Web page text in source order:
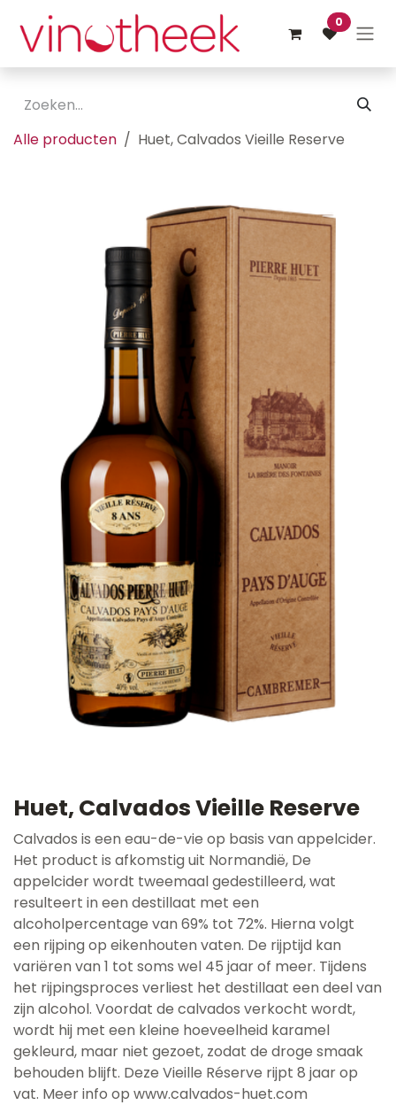
Overslaan naar inhoud
0
Alle producten Huet, Calvados Vieille Reserve
Huet, Calvados Vieille Reserve
Calvados is een eau-de-vie op basis van appelcider.
Het product is afkomstig uit Normandië, De
appelcider wordt tweemaal gedestilleerd, wat
resulteert in een destillaat met een
alcoholpercentage van 69% tot 72%. Hierna volgt
een rijping op eikenhouten vaten. De rijptijd kan
variëren van 1 tot soms wel 45 jaar of meer. Tijdens
het rijpingsproces verliest het destillaat een deel van
zijn alcohol. Voordat de calvados verkocht wordt,
wordt hij met een kleine hoeveelheid karamel
gekleurd, maar niet gezoet, zodat de droge smaak
behouden blijft. Deze Vieille Réserve rijpt 8 jaar op
vat. Meer info op www.calvados-huet.com